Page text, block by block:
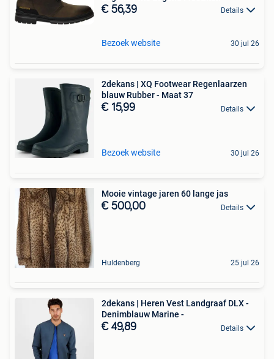
€ 56,39 Details
Bezoek website 30 jul 26
2dekans | XQ Footwear Regenlaarzen
blauw Rubber - Maat 37
€ 15,99 Details
Bezoek website 30 jul 26
Mooie vintage jaren 60 lange jas
€ 500,00 Details
Huldenberg 25 jul 26
2dekans | Heren Vest Landgraaf DLX -
Denimblauw Marine -
€ 49,89 Details